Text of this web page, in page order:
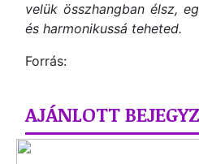
velük összhangban élsz,
és harmonikussá teheted.
Forrás:
AJÁNLOTT